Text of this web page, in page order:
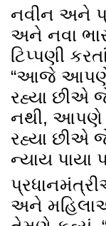
નવીન અને
અને નવા
ટિપ્પણી
“આજે આપણે
રહ્યા છીએ
નથી, આપણે
રહ્યા છીએ
ન્યાય
અને